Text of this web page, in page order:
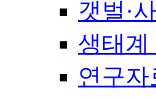
갯벌·
생태계
연구자